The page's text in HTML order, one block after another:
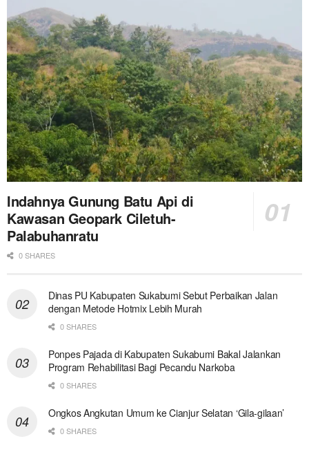
Indahnya Gunung Batu Api di
Kawasan Geopark Ciletuh-
Palabuhanratu
0 SHARES
Dinas PU Kabupaten Sukabumi Sebut Perbaikan Jalan
dengan Metode Hotmix Lebih Murah
0 SHARES
Ponpes Pajada di Kabupaten Sukabumi Bakal Jalankan
Program Rehabilitasi Bagi Pecandu Narkoba
0 SHARES
Ongkos Angkutan Umum ke Cianjur Selatan ‘Gila-gilaan’
0 SHARES